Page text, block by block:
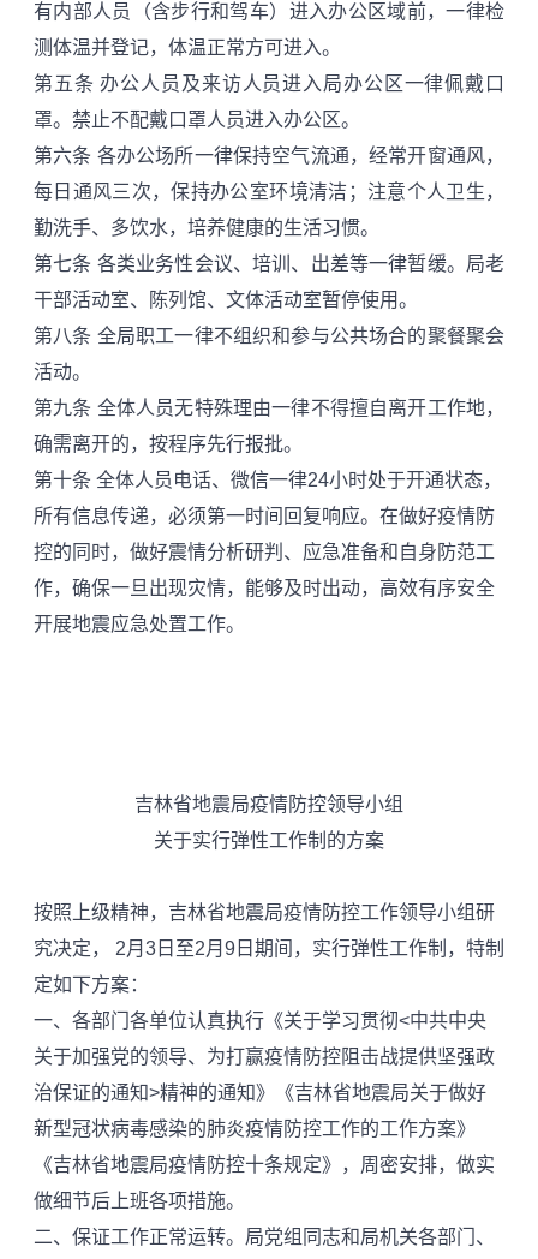
有内部人员（含步行和驾车）进入办公区域前，一律检
测体温并登记，体温正常方可进入。
第五条 办公人员及来访人员进入局办公区一律佩戴口
罩。禁止不配戴口罩人员进入办公区。
第六条 各办公场所一律保持空气流通，经常开窗通风，
每日通风三次，保持办公室环境清洁；注意个人卫生，
勤洗手、多饮水，培养健康的生活习惯。
第七条 各类业务性会议、培训、出差等一律暂缓。局老
干部活动室、陈列馆、文体活动室暂停使用。
第八条 全局职工一律不组织和参与公共场合的聚餐聚会
活动。
第九条 全体人员无特殊理由一律不得擅自离开工作地，
确需离开的，按程序先行报批。
第十条 全体人员电话、微信一律24小时处于开通状态，
所有信息传递，必须第一时间回复响应。在做好疫情防
控的同时，做好震情分析研判、应急准备和自身防范工
作，确保一旦出现灾情，能够及时出动，高效有序安全
开展地震应急处置工作。
吉林省地震局疫情防控领导小组
关于实行弹性工作制的方案
按照上级精神，吉林省地震局疫情防控工作领导小组研
究决定， 2月3日至2月9日期间，实行弹性工作制，特制
定如下方案：
一、各部门各单位认真执行《关于学习贯彻<中共中央
关于加强党的领导、为打赢疫情防控阻击战提供坚强政
治保证的通知>精神的通知》《吉林省地震局关于做好
新型冠状病毒感染的肺炎疫情防控工作的工作方案》
《吉林省地震局疫情防控十条规定》，周密安排，做实
做细节后上班各项措施。
二、保证工作正常运转。局党组同志和局机关各部门、